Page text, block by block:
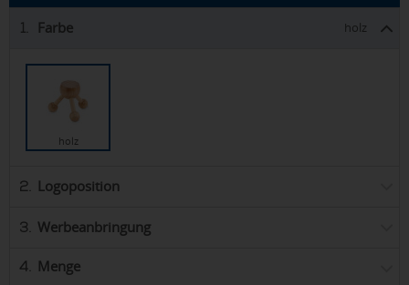
1. Farbe holz
holz
2. Logoposition
3. Werbeanbringung
4. Menge